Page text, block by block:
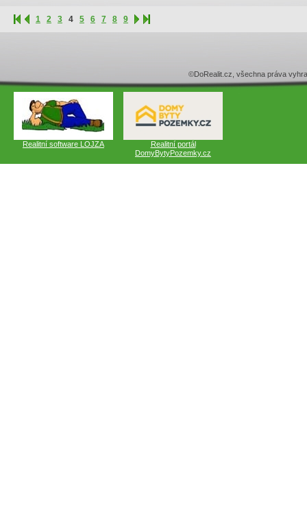
1 2 3 4 5 6 7 8 9
©DoRealit.cz, všechna práva
Realitní software LOJZA
Realitní portál
DomyBytyPozemky.cz